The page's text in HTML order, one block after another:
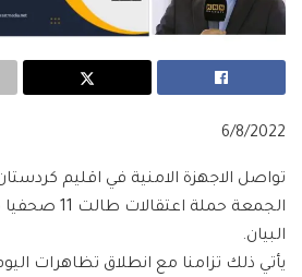
6/8/2022
تواصل الاجهزة الامنية في اقليم
الجمعة حملة
البيان.
يأتي ذلك تزامنا مع انطلاق تظاهرات